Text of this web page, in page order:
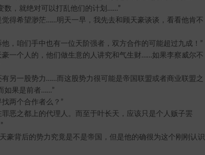
数，就绝对可以打乱他们的计划……”
得希望渺茫……明天一早，我先去和顾天豪谈谈，看看他肯不
咱们手中也有一位天阶强者，双方合作的可能超过九成！”
一个人的，他们做生意的人讲究和气生财……如果李察威尔不
一股势力……而这股势力很可能是帝国联盟或者商业联盟之
如果是前者……”
两个合作者么？”
之都上的代理人。而至于叶长天，应该只是个人贩子罢
背后的势力究竟是不是帝国，但是他的确很为这个刚刚认识